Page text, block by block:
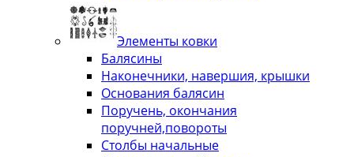
Элементы ковки
Балясины
Наконечники, навершия, крышки
Основания балясин
Поручень, окончания
поручней,повороты
Столбы начальные